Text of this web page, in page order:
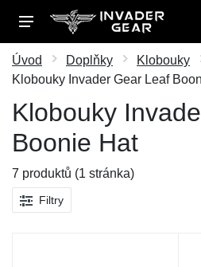
Úvod Doplňky
Klobouky
Klobouky Invader Gear Leaf
Klobouky
Boonie Hat
7 produktů (1 stránka)
Filtry